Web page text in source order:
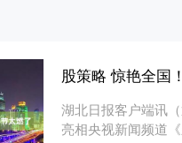
股策略 惊艳全国
湖北日报客户端讯
亮相央视新闻频道